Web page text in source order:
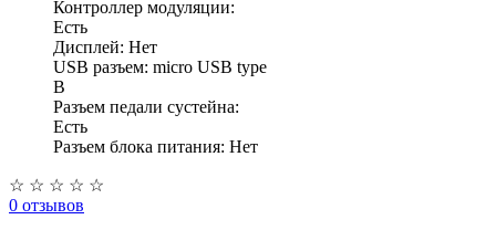
Контроллер модуляции:
Есть
Дисплей: Нет
USB разъем: micro USB type
B
Разъем педали сустейна:
Есть
Разъем блока питания: Нет
☆ ☆ ☆ ☆ ☆
0 отзывов